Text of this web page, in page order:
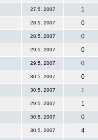
27.5. 2007
1
28.5. 2007
0
28.5. 2007
0
29.5. 2007
0
29.5. 2007
0
30.5. 2007
0
30.5. 2007
1
29.5. 2007
1
30.5. 2007
0
30.5. 2007
4